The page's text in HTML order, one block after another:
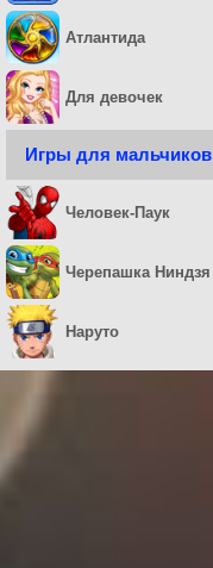
Атлантида
Для девочек
Игры для мальчиков
Человек-Паук
Черепашка Ниндзя
Наруто